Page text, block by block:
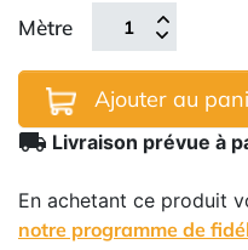
Mètre
Ajouter au
local_shipping Livraison prévue à
En achetant ce produit
notre programme de